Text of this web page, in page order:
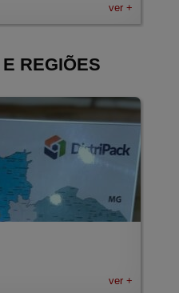
ver +
REGIÕES
ver +